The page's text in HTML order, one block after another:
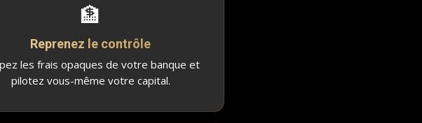
🏦
Reprenez le contrôle
les frais opaques de votre banque et
pilotez vous-même votre capital.